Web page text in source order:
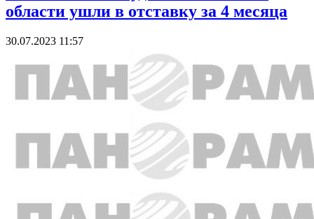
области ушли в отставку за 4 месяца
30.07.2023 11:57